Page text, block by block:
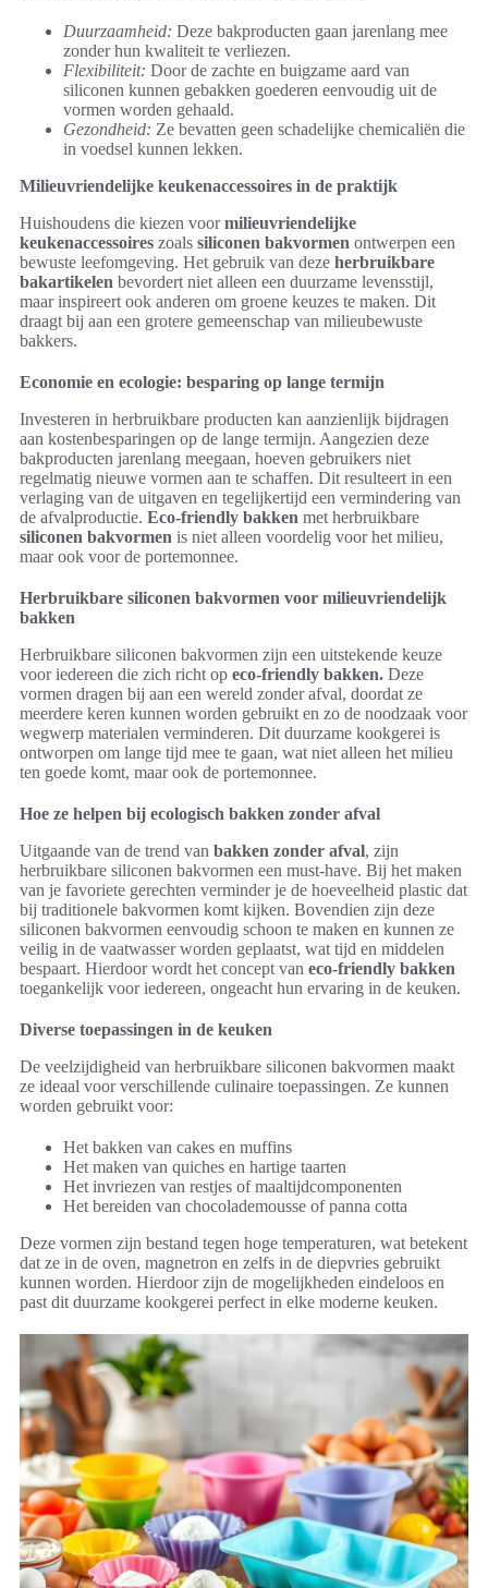
Duurzaamheid: Deze bakproducten gaan jarenlang mee
zonder hun kwaliteit te verliezen.
Flexibiliteit: Door de zachte en buigzame aard van
siliconen kunnen gebakken goederen eenvoudig uit de
vormen worden gehaald.
Gezondheid: Ze bevatten geen schadelijke chemicaliën die
in voedsel kunnen lekken.
Milieuvriendelijke keukenaccessoires in de praktijk
Huishoudens die kiezen voormilieuvriendelijke
keukenaccessoires zoals siliconen bakvormen ontwerpen een
bewuste leefomgeving. Het gebruik van deze herbruikbare
bakartikelen bevordert niet alleen een duurzame levensstijl,
maar inspireert ook anderen om groene keuzes te maken. Dit
draagt bij aan een grotere gemeenschap van milieubewuste
bakkers.
Economie en ecologie: besparing op lange termijn
Investeren in herbruikbare producten kan aanzienlijk bijdragen
aan kostenbesparingen op de lange termijn. Aangezien deze
bakproducten jarenlang meegaan, hoeven gebruikers niet
regelmatig nieuwe vormen aan te schaffen. Dit resulteert in een
verlaging van de uitgaven en tegelijkertijd een vermindering van
de afvalproductie. Eco-friendly bakken met herbruikbare
siliconen bakvormen is niet alleen voordelig voor het milieu,
maar ook voor de portemonnee.
Herbruikbare siliconen bakvormen voor milieuvriendelijk
bakken
Herbruikbare siliconen bakvormen zijn een uitstekende keuze
voor iedereen die zich richt op eco-friendly bakken. Deze
vormen dragen bij aan een wereld zonder afval, doordat ze
meerdere keren kunnen worden gebruikt en zo de noodzaak voor
wegwerp materialen verminderen. Dit duurzame kookgerei is
ontworpen om lange tijd mee te gaan, wat niet alleen het milieu
ten goede komt, maar ook de portemonnee.
Hoe ze helpen bij ecologisch bakken zonder afval
Uitgaande van de trend van bakken zonder afval, zijn
herbruikbare siliconen bakvormen een must-have. Bij het maken
van je favoriete gerechten verminder je de hoeveelheid plastic dat
bij traditionele bakvormen komt kijken. Bovendien zijn deze
siliconen bakvormen eenvoudig schoon te maken en kunnen ze
veilig in de vaatwasser worden geplaatst, wat tijd en middelen
bespaart. Hierdoor wordt het concept van eco-friendly bakken
toegankelijk voor iedereen, ongeacht hun ervaring in de keuken.
Diverse toepassingen in de keuken
De veelzijdigheid van herbruikbare siliconen bakvormen maakt
ze ideaal voor verschillende culinaire toepassingen. Ze kunnen
worden gebruikt voor:
Het bakken van cakes en muffins
Het maken van quiches en hartige taarten
Het invriezen van restjes of maaltijdcomponenten
Het bereiden van chocolademousse of panna cotta
Deze vormen zijn bestand tegen hoge temperaturen, wat betekent
dat ze in de oven, magnetron en zelfs in de diepvries gebruikt
kunnen worden. Hierdoor zijn de mogelijkheden eindeloos en
past dit duurzame kookgerei perfect in elke moderne keuken.